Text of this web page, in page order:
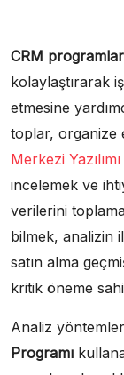
CRM
kolaylaştırarak
etmesine
toplar, organize
Merkezi Yazılımı
incelemek ve
verilerini
bilmek, analizin
satın alma
kritik öneme
Analiz
Programı